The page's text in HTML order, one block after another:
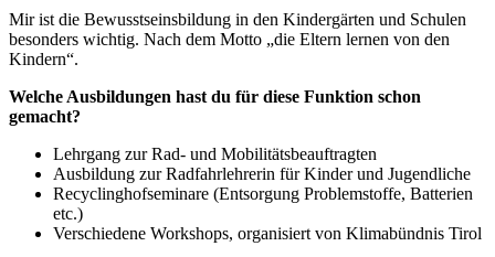
Mir ist die Bewusstseinsbildung in den Kindergärten und Schulen
besonders wichtig. Nach dem Motto „die Eltern lernen von den
Kindern“.
Welche Ausbildungen hast du für diese Funktion schon
gemacht?
Lehrgang zur Rad- und Mobilitätsbeauftragten
Ausbildung zur Radfahrlehrerin für Kinder und Jugendliche
Recyclinghofseminare (Entsorgung Problemstoffe, Batterien
etc.)
Verschiedene Workshops, organisiert von Klimabündnis Tirol